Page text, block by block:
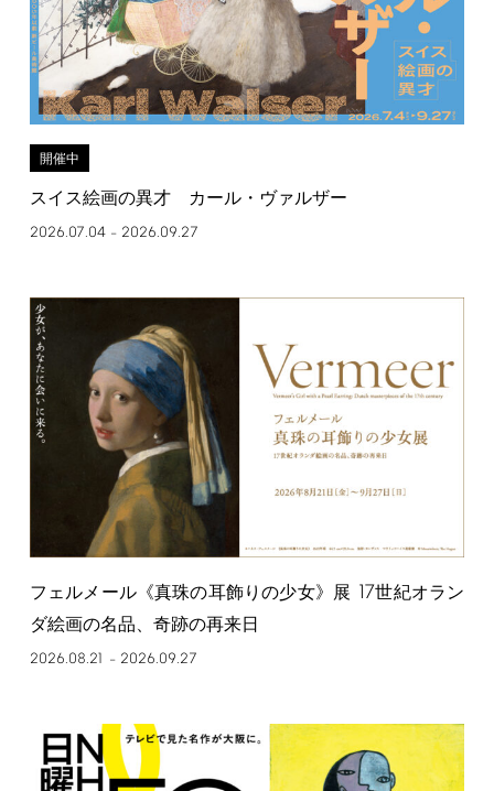
開催中
スイス絵画の異才 カール・ヴァルザー
2026.07.04– 2026.09.27
フェルメール《真珠の耳飾りの少女》展 17世紀オラン
ダ絵画の名品、奇跡の再来日
2026.08.21 – 2026.09.27